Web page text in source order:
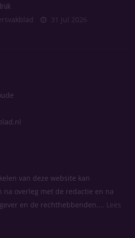
31 Jul 2026
van deze website kan
overleg met de redactie en na
en de rechthebbenden....
Lees